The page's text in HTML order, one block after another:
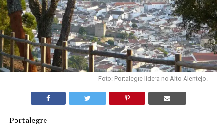
Foto: Portalegre lidera no Alto Alentejo.
Portalegre